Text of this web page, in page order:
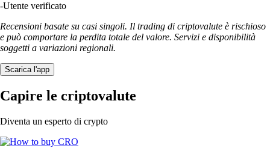
-Utente verificato
Recensioni basate su casi singoli. Il trading di criptovalute è rischioso
e può comportare la perdita totale del valore. Servizi e disponibilità
soggetti a variazioni regionali.
Scarica l'app
Capire le criptovalute
Diventa un esperto di crypto